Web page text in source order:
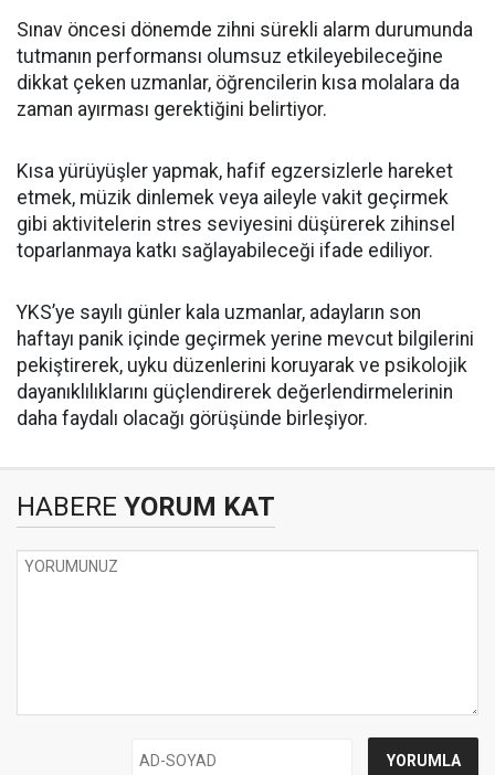
Sınav öncesi dönemde zihni sürekli alarm durumunda
tutmanın performansı olumsuz etkileyebileceğine
dikkat çeken uzmanlar, öğrencilerin kısa molalara da
zaman ayırması gerektiğini belirtiyor.
Kısa yürüyüşler yapmak, hafif egzersizlerle hareket
etmek, müzik dinlemek veya aileyle vakit geçirmek
gibi aktivitelerin stres seviyesini düşürerek zihinsel
toparlanmaya katkı sağlayabileceği ifade ediliyor.
YKS’ye sayılı günler kala uzmanlar, adayların son
haftayı panik içinde geçirmek yerine mevcut bilgilerini
pekiştirerek, uyku düzenlerini koruyarak ve psikolojik
dayanıklılıklarını güçlendirerek değerlendirmelerinin
daha faydalı olacağı görüşünde birleşiyor.
HABERE YORUM KAT